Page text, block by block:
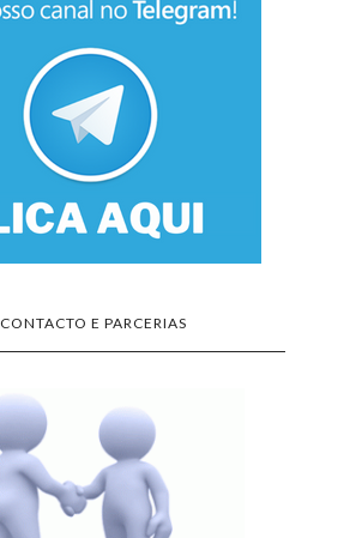
CONTACTO E PARCERIAS